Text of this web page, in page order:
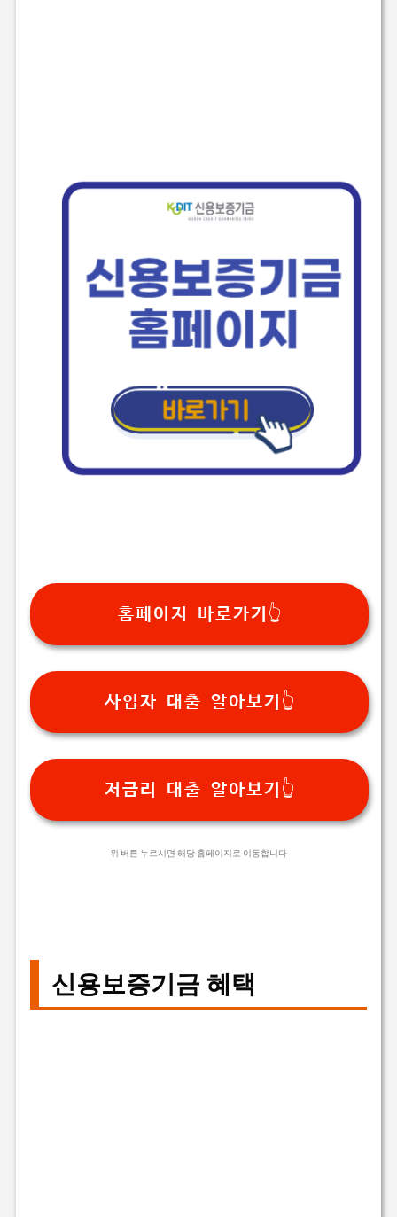
홈페이지 바로가기👆
사업자 대출 알아보기👆
저금리 대출 알아보기👆
위 버튼 누르시면 해당 홈페이지로 이동합니다
신용보증기금 혜택